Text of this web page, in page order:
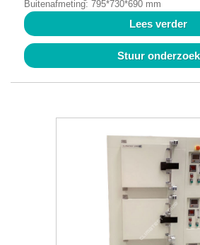
Buitenafmeting: 795*730*690 mm
Lees verder
Stuur onderzoek